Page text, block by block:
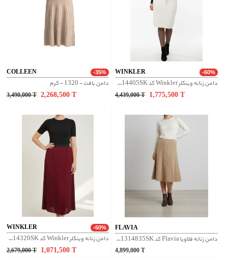
COLLEEN -35%
دامن بافت - 1320 - کرم
3,490,000 T 2,268,500
WINKLER -60%
دامن زنانه وینکلر Winkler کد W0614405SK
4,439,000 T 1,775,500
WINKLER -60%
دامن زنانه وینکلر Winkler كد W0614320SK
2,679,000 T 1,071,500
FLAVIA
دامن زنانه فلاویا Flavia کد W1314835SK
4,899,000